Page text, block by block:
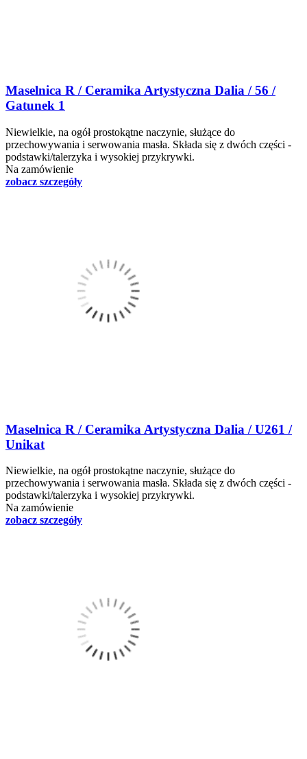
Maselnica R / Ceramika Artystyczna Dalia / 56 /
Gatunek 1
Niewielkie, na ogół prostokątne naczynie, służące do
przechowywania i serwowania masła. Składa się z dwóch części -
podstawki/talerzyka i wysokiej przykrywki.
Na zamówienie
zobacz szczegóły
Maselnica R / Ceramika Artystyczna Dalia / U261 /
Unikat
Niewielkie, na ogół prostokątne naczynie, służące do
przechowywania i serwowania masła. Składa się z dwóch części -
podstawki/talerzyka i wysokiej przykrywki.
Na zamówienie
zobacz szczegóły